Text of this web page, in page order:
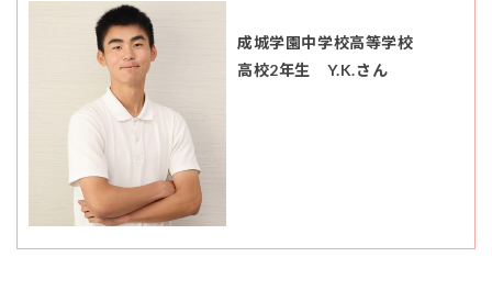
成城学園中学校高等学校
高校2年生 Y.K.さん